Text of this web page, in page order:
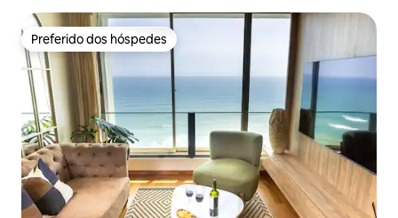
Preferido dos hóspedes
Preferido dos hóspedes